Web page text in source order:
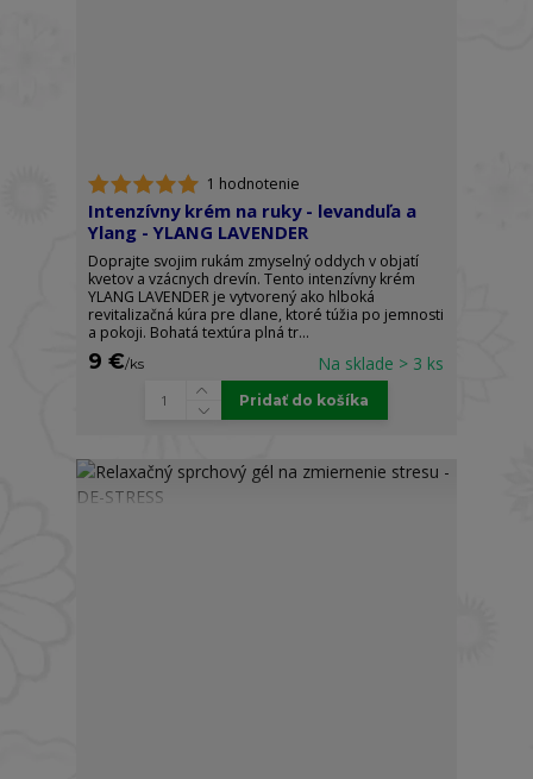
1 hodnotenie
Intenzívny krém na ruky - levanduľa a
Ylang - YLANG LAVENDER
Doprajte svojim rukám zmyselný oddych v objatí
kvetov a vzácnych drevín. Tento intenzívny krém
YLANG LAVENDER je vytvorený ako hlboká
revitalizačná kúra pre dlane, ktoré túžia po jemnosti
a pokoji. Bohatá textúra plná tr...
9 €/ks Na sklade > 3 ks
Pridať do košíka